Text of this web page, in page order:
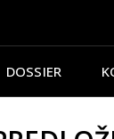
DOSSIER